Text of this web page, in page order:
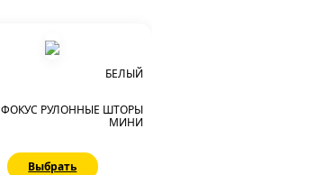
БЕЛЫЙ
ФОКУС РУЛОННЫЕ ШТОРЫ
МИНИ
Выбрать